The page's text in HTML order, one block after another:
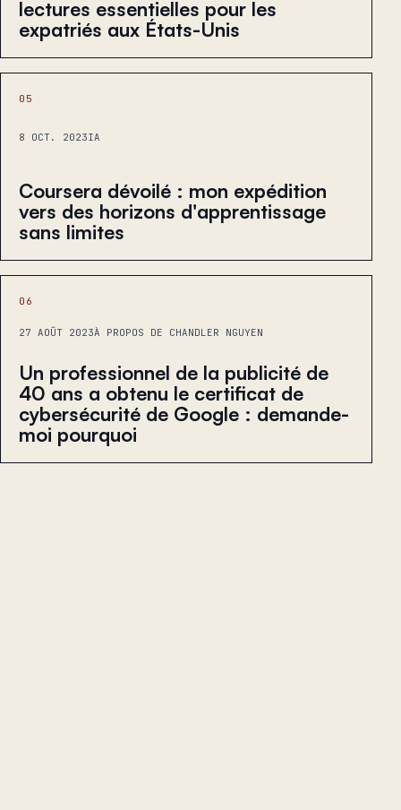
lectures essentielles pour les
expatriés aux États-Unis
05
8 OCT. 2023IA
Coursera dévoilé : mon expédition
vers des horizons d'apprentissage
sans limites
06
27 AOÛT 2023À PROPOS DE CHANDLER NGUYEN
Un professionnel de la publicité de
40 ans a obtenu le certificat de
cybersécurité de Google : demande-
moi pourquoi